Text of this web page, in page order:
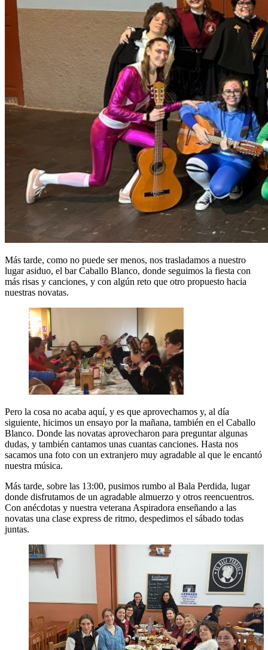
Más tarde, como no puede ser menos, nos trasladamos a nuestro
lugar asiduo, el bar Caballo Blanco, donde seguimos la fiesta con
más risas y canciones, y con algún reto que otro propuesto hacia
nuestras novatas.
Pero la cosa no acaba aquí, y es que aprovechamos y, al día
siguiente, hicimos un ensayo por la mañana, también en el Caballo
Blanco. Donde las novatas aprovecharon para preguntar algunas
dudas, y también cantamos unas cuantas canciones. Hasta nos
sacamos una foto con un extranjero muy agradable al que le encantó
nuestra música.
Más tarde, sobre las 13:00, pusimos rumbo al Bala Perdida, lugar
donde disfrutamos de un agradable almuerzo y otros reencuentros.
Con anécdotas y nuestra veterana Aspiradora enseñando a las
novatas una clase express de ritmo, despedimos el sábado todas
juntas.